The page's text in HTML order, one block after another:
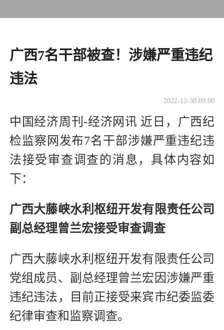
广西7名干部被查！涉嫌严重违纪
违法
2022-12-30 09:00
中国经济周刊-经济网讯 近日，广西纪
检监察网发布7名干部涉嫌严重违纪违
法接受审查调查的消息，具体内容如
下：
广西大藤峡水利枢纽开发有限责任公司
副总经理曾兰宏接受审查调查
广西大藤峡水利枢纽开发有限责任公司
党组成员、副总经理曾兰宏因涉嫌严重
违纪违法，目前正接受来宾市纪委监委
纪律审查和监察调查。